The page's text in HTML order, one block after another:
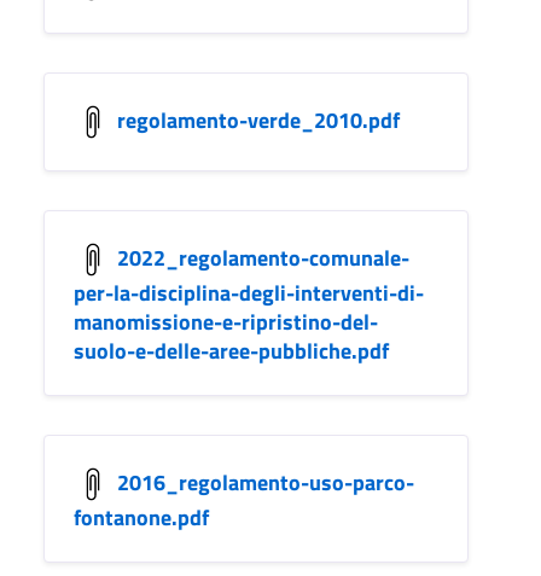
regolamento-verde_2010.pdf
2022_regolamento-comunale-
per-la-disciplina-degli-interventi-di-
manomissione-e-ripristino-del-
suolo-e-delle-aree-pubbliche.pdf
2016_regolamento-uso-parco-
fontanone.pdf